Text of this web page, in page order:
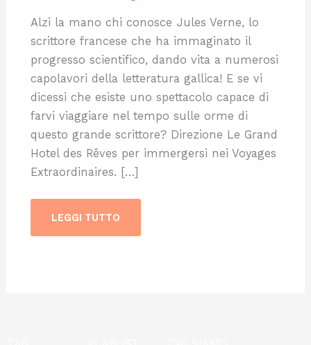
Alzi la mano chi conosce Jules Verne, lo
scrittore francese che ha immaginato il
progresso scientifico, dando vita a numerosi
capolavori della letteratura gallica! E se vi
dicessi che esiste uno spettacolo capace di
farvi viaggiare nel tempo sulle orme di
questo grande scrittore? Direzione Le Grand
Hotel des Rêves per immergersi nei Voyages
Extraordinaires. […]
LEGGI TUTTO